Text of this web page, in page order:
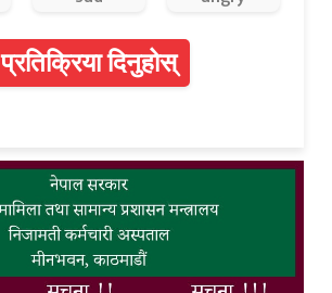
प्रतिक्रिया दिनुहोस्